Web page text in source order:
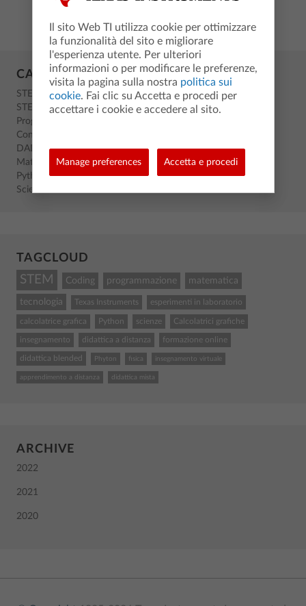
CATEGORIES
STEM
STEM
Programmazione
Conferenze
DAD
Matematica
Python
Scienze
TAGCLOUD
STEM Coding programmazione matematica
tecnologia Texas Instruments esperimenti in laboratorio
calcolatrice grafica Python scienze Calcolatrici grafiche
insegnamento didattica a distanza formazione online
didattica blended Phyton fisica insegnamento virtuale
apprendimento a distanza didattica mista
ARCHIVE
2022
2021
2020
Il sito Web TI utilizza cookie per ottimizzare
la funzionalità del sito e migliorare
l'esperienza utente. Per ulteriori
informazioni o per modificare le preferenze,
visita la pagina sulla nostra politica sui
cookie. Fai clic su Accetta e procedi per
accettare i cookie e accedere al sito.
Manage preferences Accetta e procedi